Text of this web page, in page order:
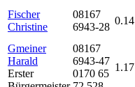
Fischer
Christine
08167
6943-28
0.14
Gmeiner
Harald
Erster
08167
6943-47
0170 65
1.17